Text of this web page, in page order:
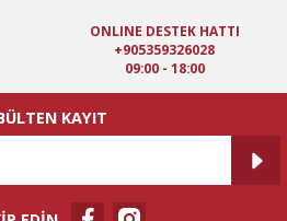
daha pahalı.
ONLINE DESTEK HATTI
+905359326028
09:00 - 18:00
KAYIT